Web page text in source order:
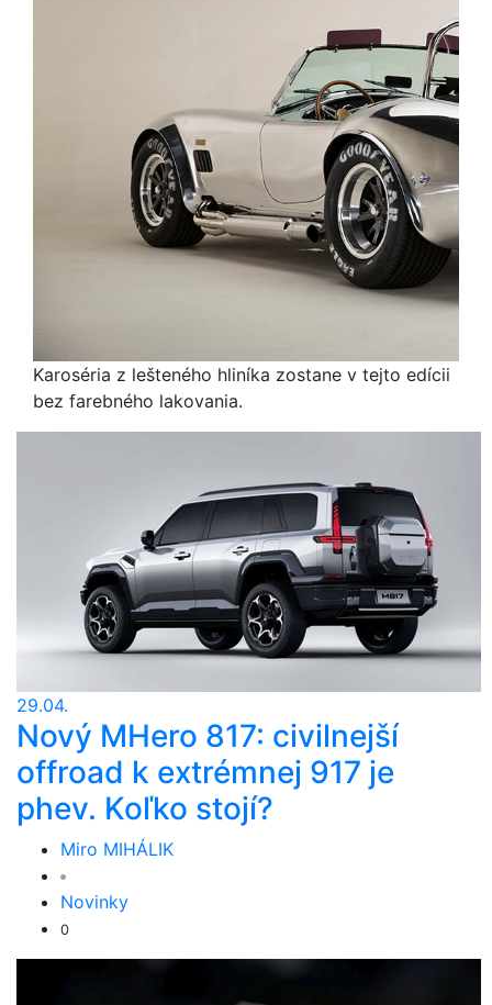
Karoséria z lešteného hliníka zostane v tejto edícii
bez farebného lakovania.
29.04.
Nový MHero 817: civilnejší
offroad k extrémnej 917 je
phev. Koľko stojí?
Miro MIHÁLIK
Novinky
0